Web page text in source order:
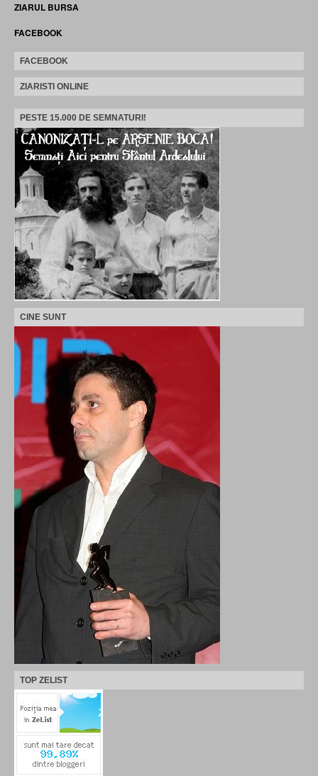
ZIARUL BURSA
FACEBOOK
FACEBOOK
ZIARISTI ONLINE
PESTE 15.000 DE SEMNATURI!
CINE SUNT
TOP ZELIST